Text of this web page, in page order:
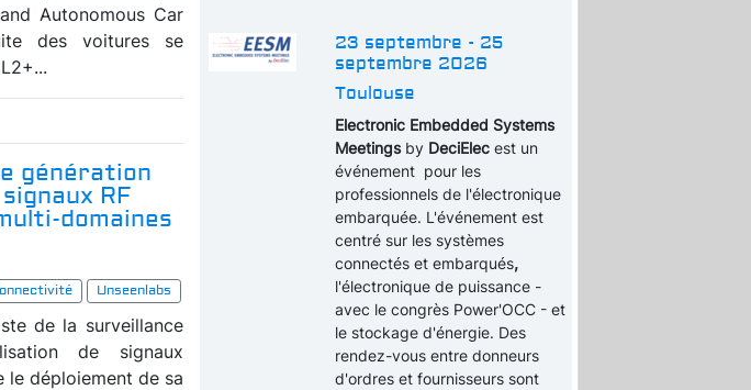
Autonomous Car
des voitures se
génération
RF
domaines
Unseenlabs
de la surveillance
de signaux
le déploiement de sa
23 septembre - 25
septembre 2026
Toulouse
Electronic Embedded Systems
Meetingsby DeciElec est un
événement pour les
professionnels de l'électronique
embarquée. L'événement est
centré sur les systèmes
connectés et embarqués,
l'électronique de puissance -
avec le congrès Power'OCC - et
le stockage d'énergie. Des
rendez-vous entre donneurs
d'ordres et fournisseurs sont